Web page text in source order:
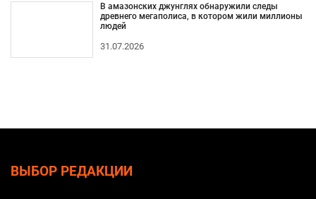
В амазонских джунглях обнаружили следы
древнего мегаполиса, в котором жили миллионы
людей
31.07.2026
ВЫБОР РЕДАКЦИИ